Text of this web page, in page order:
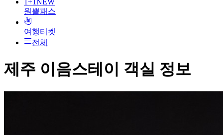
1+1NEW
원쁠패스
여행티켓
전체
제주 이음스테이 객실 정보